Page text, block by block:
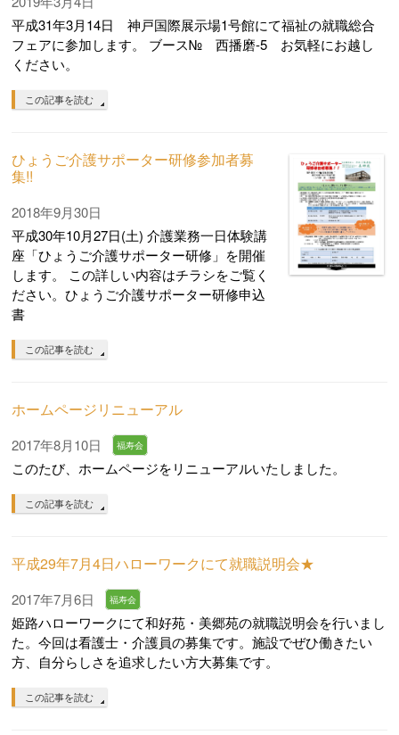
平成31年3月14日 神戸国際展示場1号館にて福祉の就職総合
フェアに参加します。 ブース№ 西播磨-5 お気軽にお越し
ください。
この記事を読む
ひょうご介護サポーター研修参加者募
集!!
2018年9月30日
平成30年10月27日(土) 介護業務一日体験講
座「ひょうご介護サポーター研修」を開催
します。 この詳しい内容はチラシをご覧く
ださい。ひょうご介護サポーター研修申込
書
この記事を読む
ホームページリニューアル
2017年8月10日 福寿会
このたび、ホームページをリニューアルいたしました。
この記事を読む
平成29年7月4日ハローワークにて就職説明会★
2017年7月6日 福寿会
姫路ハローワークにて和好苑・美郷苑の就職説明会を行いまし
た。今回は看護士・介護員の募集です。施設でぜひ働きたい
方、自分らしさを追求したい方大募集です。
この記事を読む